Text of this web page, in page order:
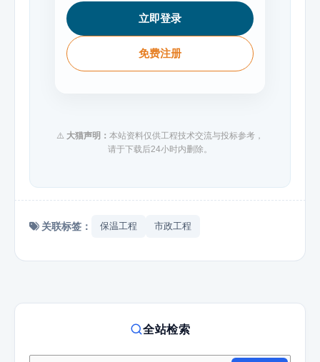
立即登录
免费注册
⚠️ 大猫声明： 本站资料仅供工程技术交流与投标参考，
请于下载后24小时内删除。
关联标签： 保温工程 市政工程
全站检索